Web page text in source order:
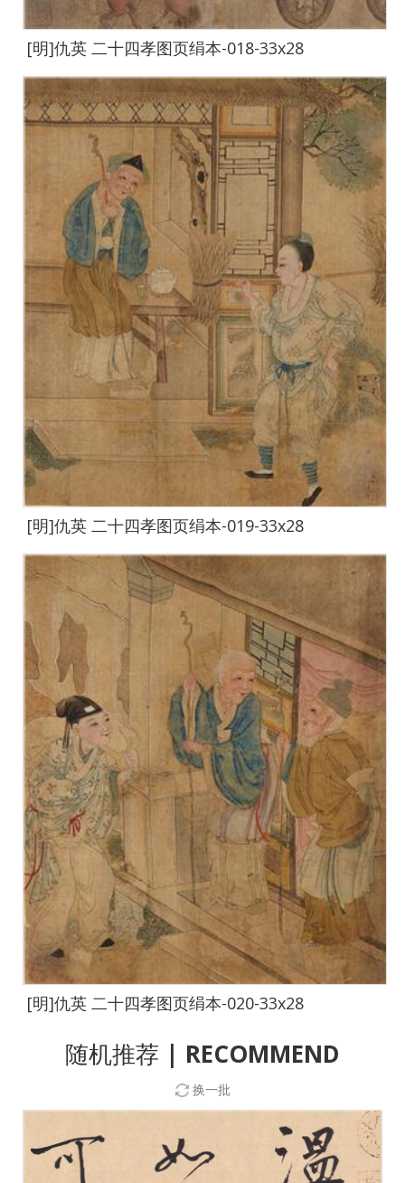
[明]仇英 二十四孝图页绢本-018-33x28
[明]仇英 二十四孝图页绢本-019-33x28
[明]仇英 二十四孝图页绢本-020-33x28
随机推荐 | RECOMMEND
换一批